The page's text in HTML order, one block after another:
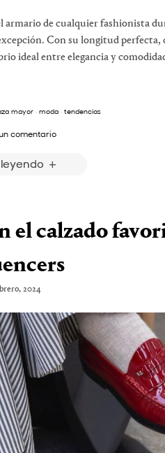
armario de cualquier fashionista
Con su longitud perfecta,
ideal entre elegancia y
mayor · moda · tendencias
comentario
el calzado
2024